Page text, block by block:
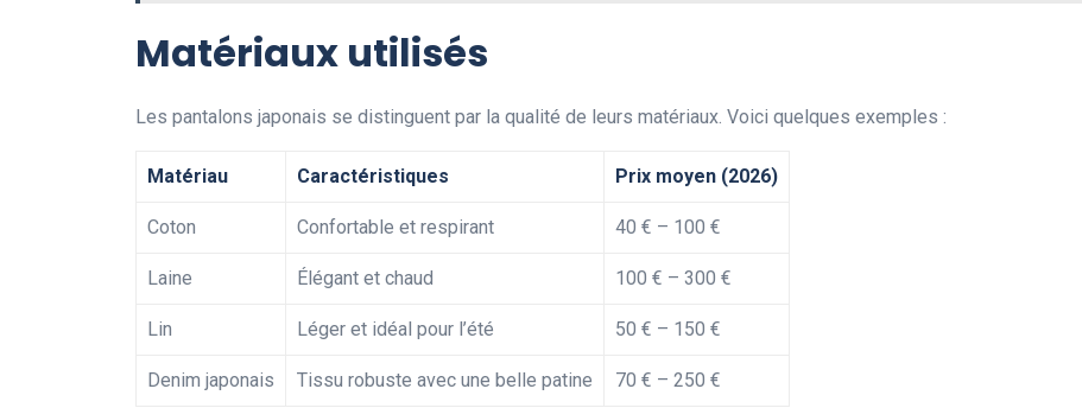
Matériaux utilisés
Les pantalons japonais se distinguent par la qualité de leurs matériaux. Voici quelques exemples :
Matériau Caractéristiques Prix moyen (2026)
Coton Confortable et respirant 40 € – 100 €
Laine Élégant et chaud 100 € – 300 €
Lin Léger et idéal pour l’été 50 € – 150 €
Denim japonais Tissu robuste avec une belle patine
70 € – 250 €